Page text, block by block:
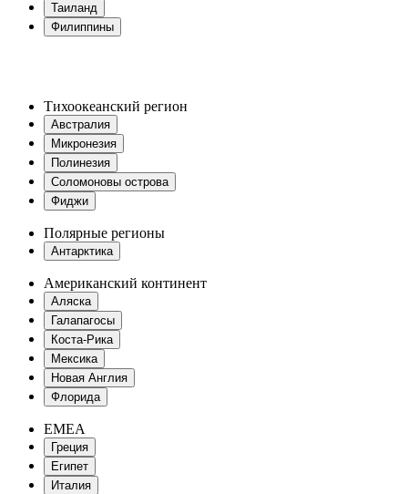
Таиланд
Филиппины
Тихоокеанский регион
Австралия
Микронезия
Полинезия
Соломоновы острова
Фиджи
Полярные регионы
Антарктика
Американский континент
Аляска
Галапагосы
Коста-Рика
Мексика
Новая Англия
Флорида
EMEA
Греция
Египет
Италия